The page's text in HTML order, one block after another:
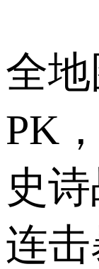
全
PK
史
连击